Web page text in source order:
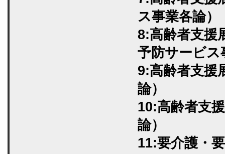
ス事業各論）
8:高齢者支援
予防サービス
9:高齢者支援
論）
10:高齢者支
論）
11:要介護・